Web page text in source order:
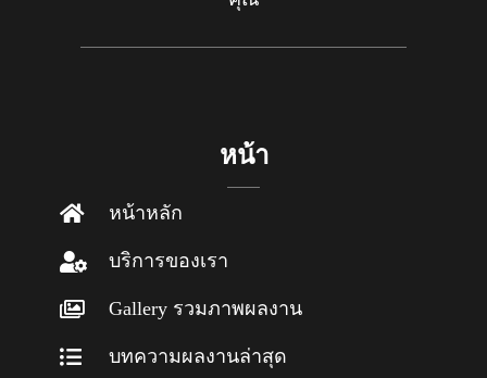
หน้า
หน้าหลัก
บริการของเรา
Gallery รวมภาพผลงาน
บทความผลงานล่าสุด